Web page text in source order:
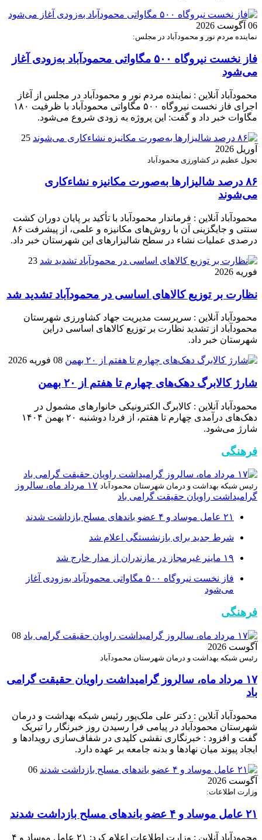
06 آگوست 2026
نماینده مردم نور و محمودآباد در مجلس:
فاز نخست نیروگاه ۵۰۰ مگاواتی محمودآباد به‌زودی آغاز
می‌شود
محمودآباد آنلاین : نماینده مردم نور و محمودآباد در مجلس از آغاز
اجرای فاز نخست نیروگاه ۵۰۰ مگاواتی محمودآباد با ظرفیت ۱۸۰
مگاوات خبر داد و گفت: این پروژه به زودی شروع می‌شود.
25
آوریل 2026
تحول عظیم در کشاورزی محمودآباد
۸۶ درصد شالیزارها به‌صورت مکانیزه نشاءکاری
می‌شوند
محمودآباد آنلاین : فرماندار محمودآباد با تأکید بر پایان دوران کشت
سنتی و جایگزینی آن با روش‌های مکانیزه و علمی، از پیشرفت ۸۶
درصدی عملیات نشاء در سطح شالیزارهای این شهرستان خبر داد.
23
فوریه 2026
نظارت بر توزیع کالا‌های اساسی در محمودآباد تشدید شد
محمودآباد آنلاین : سرپرست مدیریت جهاد کشاورزی شهرستان
محمودآباد از تشدید نظارت بر توزیع کالا‌های اساسی دراین
شهرستان خبر داد.
08 فوریه 2026
شارژ کالابرگ دهک‌های چهارم تا هفتم از ۲۰ بهمن
محمودآباد آنلاین : کالابرگ الکترونیکی خانوار‌های مشمول در
دهک‌های درآمدی چهارم تا هفتم، از فردا دوشنبه ۲۰ بهمن ۱۴۰۴
شارژ می‌شود.
فرهنگی
رئیس شبکه بهداشت و درمان شهرستان محمودآباد
۱۷ مرداد ماه، سالروز
گرامیداشت راویان حقیقت گرامی باد
۲۱ عامل موساد و ۴ عضو باند‌های مسلح بازداشت شدند
شرط جدید برای بازنشستگی اعلام شد
۱۹ ماینر غیرمجاز در مازندران از مدار خارج شد
فاز نخست نیروگاه ۵۰۰ مگاواتی محمودآباد به‌زودی آغاز
می‌شود
فرهنگی
08
آگوست 2026
رئیس شبکه بهداشت و درمان شهرستان محمودآباد
۱۷ مرداد ماه، سالروز گرامیداشت راویان حقیقت گرامی
باد
محمودآباد آنلاین : دکتر علی ملک‌پور رئیس شبکه بهداشت و درمان
شهرستان محمودآباد در پیامی فرا رسیدن روز خبرنگار را تبریک
گفت و افزود : خبرنگاری نقشی کلیدی در شفاف‌سازی رویدادها و
ایجاد پیوند میان نهادها و بدنه جامعه بر عهده دارد.
06
آگوست 2026
وزارت اطلاعات:
۲۱ عامل موساد و ۴ عضو باند‌های مسلح بازداشت شدند
محمودآباد آنلاین : وزارت اطلاعات اعلام کرد: ۲۱ عامل موساد و ۴